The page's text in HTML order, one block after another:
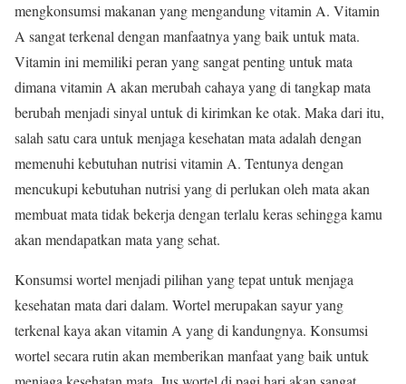
mengkonsumsi makanan yang mengandung vitamin A. Vitamin
A sangat terkenal dengan manfaatnya yang baik untuk mata.
Vitamin ini memiliki peran yang sangat penting untuk mata
dimana vitamin A akan merubah cahaya yang di tangkap mata
berubah menjadi sinyal untuk di kirimkan ke otak. Maka dari itu,
salah satu cara untuk menjaga kesehatan mata adalah dengan
memenuhi kebutuhan nutrisi vitamin A. Tentunya dengan
mencukupi kebutuhan nutrisi yang di perlukan oleh mata akan
membuat mata tidak bekerja dengan terlalu keras sehingga kamu
akan mendapatkan mata yang sehat.
Konsumsi wortel menjadi pilihan yang tepat untuk menjaga
kesehatan mata dari dalam. Wortel merupakan sayur yang
terkenal kaya akan vitamin A yang di kandungnya. Konsumsi
wortel secara rutin akan memberikan manfaat yang baik untuk